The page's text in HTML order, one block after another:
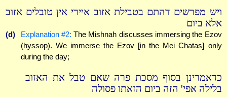
ויש מפרשים דהתם בטבילת אזוב איירי אין טובלים אזוב
אלא ביום
(d) Explanation #2: The Mishnah discusses immersing the Ezov
(hyssop). We immerse the Ezov [in the Mei Chatas] only
during the day;
כדאמרינן בסוף מסכת פרה שאם טבל את האזוב
בלילה אפי' הזה ביום הזאתו פסולה